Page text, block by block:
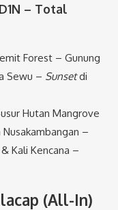
– Total
Forest – Gunung
Sewu – Sunsetdi
Hutan Mangrove
–
Kali Kencana –
(All-In)